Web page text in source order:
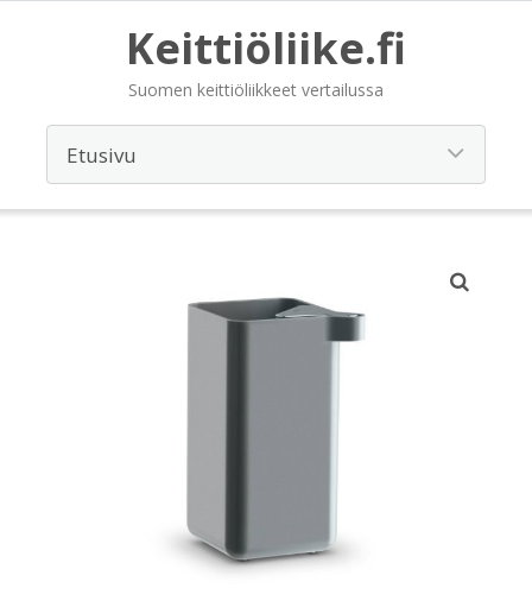
Keittiöliike.fi
Suomen keittiöliikkeet vertailussa